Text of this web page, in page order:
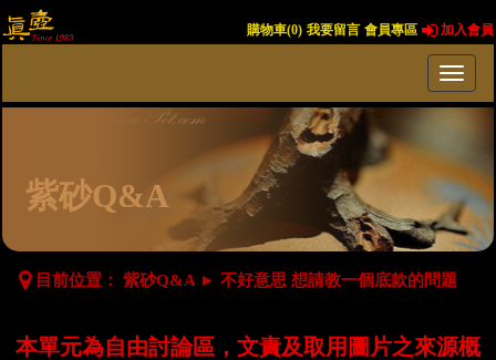
購物車(0) 我要留言 會員專區 加入會員
紫砂Q&A
目前位置：紫砂Q&A ►不好意思 想請教一個底款的問題
本單元為自由討論區，文責及取用圖片之來源概